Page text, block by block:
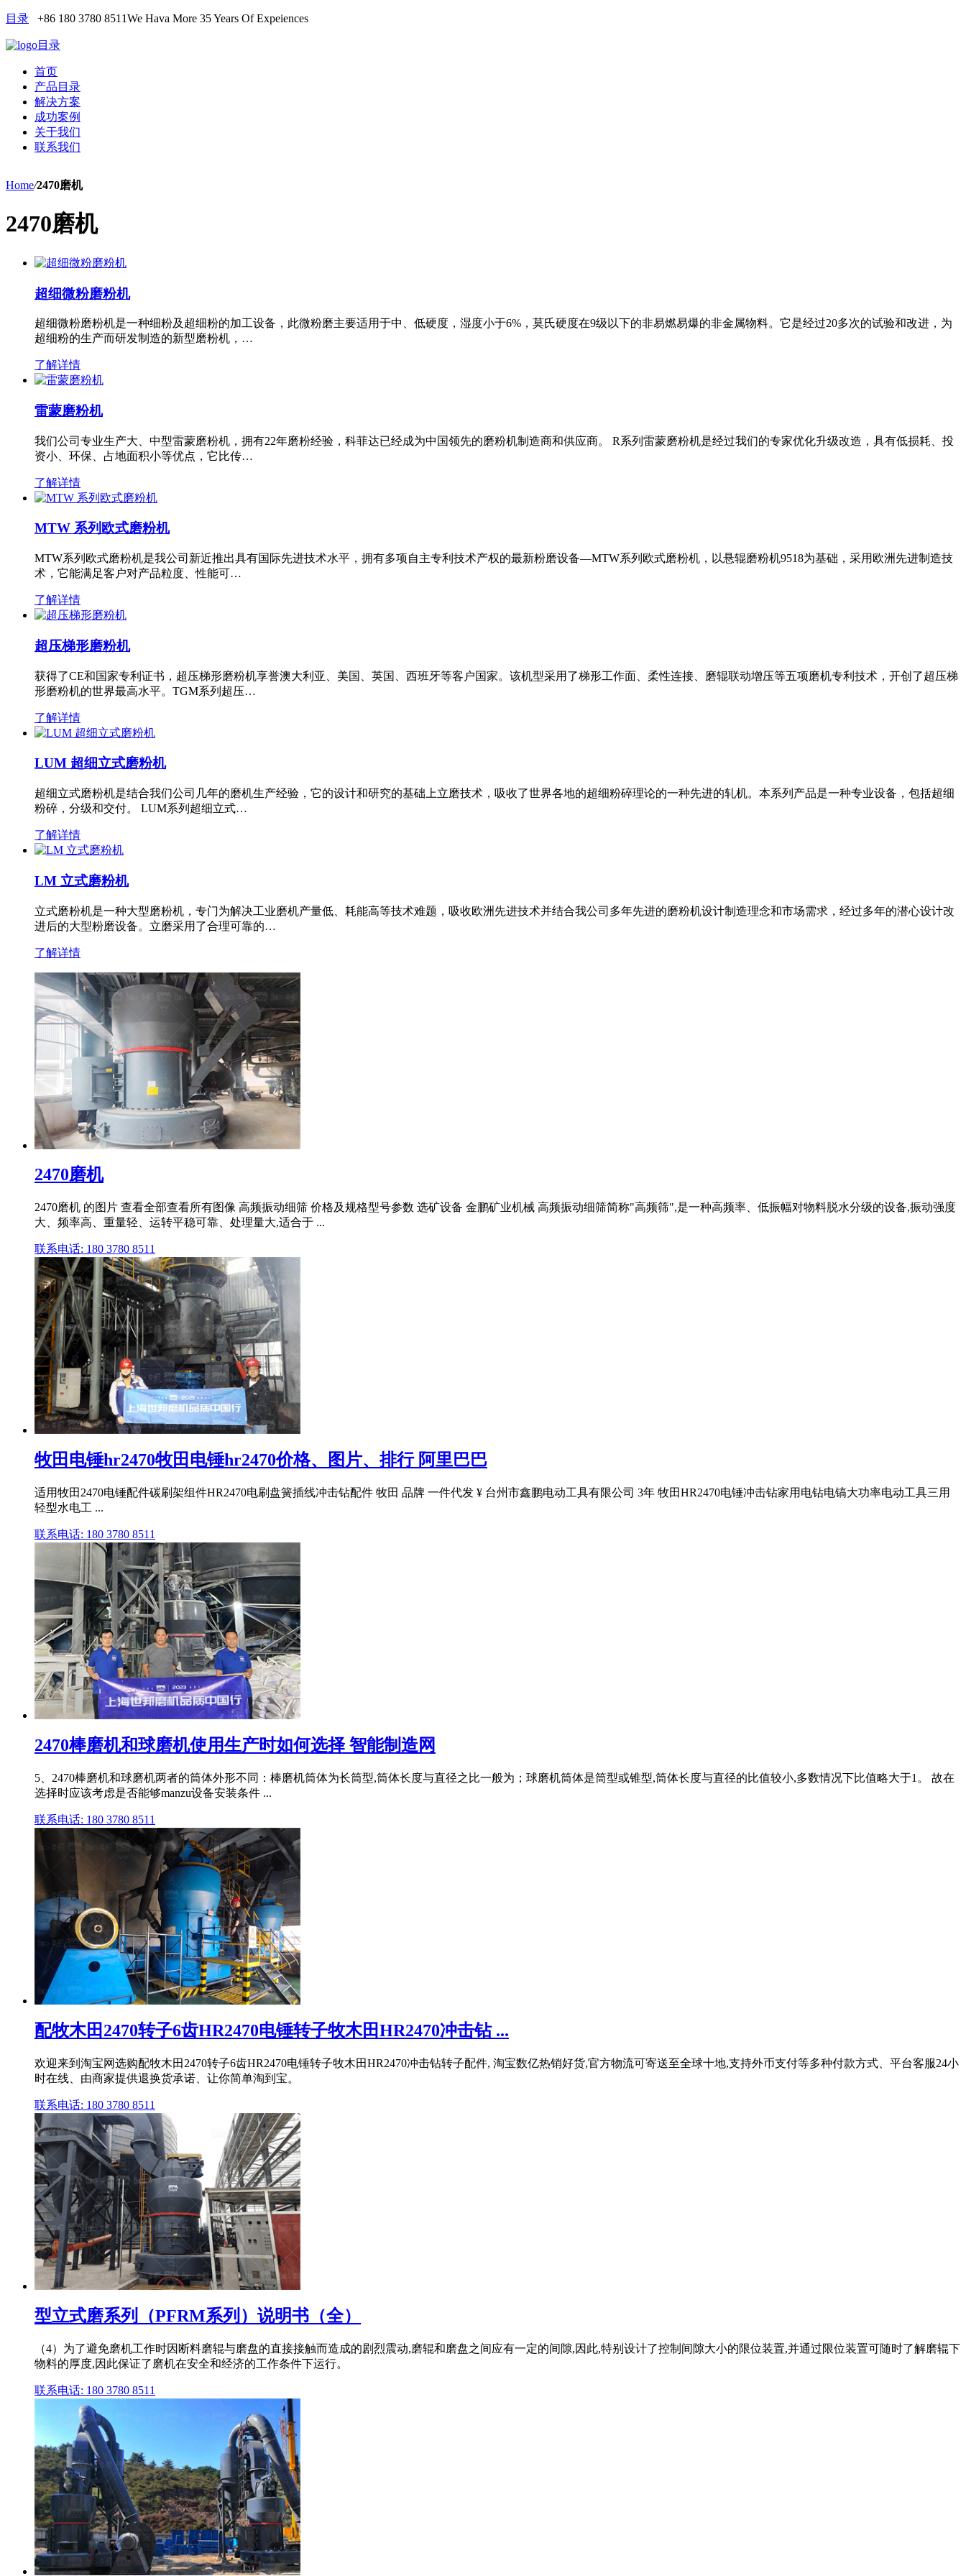
目录 +86 180 3780 8511We Hava More 35 Years Of Expeiences
目录
首页
产品目录
解决方案
成功案例
关于我们
联系我们
Home/2470磨机
2470磨机
超细微粉磨粉机
超细微粉磨粉机是一种细粉及超细粉的加工设备，此微粉磨主要适用于中、低硬度，湿度小于6%，莫氏硬度在9级以下的非易燃易爆的非金属物料。它是经过20多次的试验和改进，为
超细粉的生产而研发制造的新型磨粉机，…
了解详情
雷蒙磨粉机
我们公司专业生产大、中型雷蒙磨粉机，拥有22年磨粉经验，科菲达已经成为中国领先的磨粉机制造商和供应商。 R系列雷蒙磨粉机是经过我们的专家优化升级改造，具有低损耗、投
资小、环保、占地面积小等优点，它比传…
了解详情
MTW 系列欧式磨粉机
MTW系列欧式磨粉机是我公司新近推出具有国际先进技术水平，拥有多项自主专利技术产权的最新粉磨设备—MTW系列欧式磨粉机，以悬辊磨粉机9518为基础，采用欧洲先进制造技
术，它能满足客户对产品粒度、性能可…
了解详情
超压梯形磨粉机
获得了CE和国家专利证书，超压梯形磨粉机享誉澳大利亚、美国、英国、西班牙等客户国家。该机型采用了梯形工作面、柔性连接、磨辊联动增压等五项磨机专利技术，开创了超压梯
形磨粉机的世界最高水平。TGM系列超压…
了解详情
LUM 超细立式磨粉机
超细立式磨粉机是结合我们公司几年的磨机生产经验，它的设计和研究的基础上立磨技术，吸收了世界各地的超细粉碎理论的一种先进的轧机。本系列产品是一种专业设备，包括超细
粉碎，分级和交付。 LUM系列超细立式…
了解详情
LM 立式磨粉机
立式磨粉机是一种大型磨粉机，专门为解决工业磨机产量低、耗能高等技术难题，吸收欧洲先进技术并结合我公司多年先进的磨粉机设计制造理念和市场需求，经过多年的潜心设计改
进后的大型粉磨设备。立磨采用了合理可靠的…
了解详情
2470磨机
2470磨机 的图片 查看全部查看所有图像 高频振动细筛 价格及规格型号参数 选矿设备 金鹏矿业机械 高频振动细筛简称"高频筛",是一种高频率、低振幅对物料脱水分级的设备,振动强度
大、频率高、重量轻、运转平稳可靠、处理量大,适合于 ...
联系电话: 180 3780 8511
牧田电锤hr2470牧田电锤hr2470价格、图片、排行 阿里巴巴
适用牧田2470电锤配件碳刷架组件HR2470电刷盘簧插线冲击钻配件 牧田 品牌 一件代发 ¥ 台州市鑫鹏电动工具有限公司 3年 牧田HR2470电锤冲击钻家用电钻电镐大功率电动工具三用
轻型水电工 ...
联系电话: 180 3780 8511
2470棒磨机和球磨机使用生产时如何选择 智能制造网
5、2470棒磨机和球磨机两者的筒体外形不同：棒磨机筒体为长筒型,筒体长度与直径之比一般为；球磨机筒体是筒型或锥型,筒体长度与直径的比值较小,多数情况下比值略大于1。 故在
选择时应该考虑是否能够manzu设备安装条件 ...
联系电话: 180 3780 8511
配牧木田2470转子6齿HR2470电锤转子牧木田HR2470冲击钻 ...
欢迎来到淘宝网选购配牧木田2470转子6齿HR2470电锤转子牧木田HR2470冲击钻转子配件, 淘宝数亿热销好货,官方物流可寄送至全球十地,支持外币支付等多种付款方式、平台客服24小
时在线、由商家提供退换货承诺、让你简单淘到宝。
联系电话: 180 3780 8511
型立式磨系列（PFRM系列）说明书（全）
（4）为了避免磨机工作时因断料磨辊与磨盘的直接接触而造成的剧烈震动,磨辊和磨盘之间应有一定的间隙,因此,特别设计了控制间隙大小的限位装置,并通过限位装置可随时了解磨辊下
物料的厚度,因此保证了磨机在安全和经济的工作条件下运行。
联系电话: 180 3780 8511